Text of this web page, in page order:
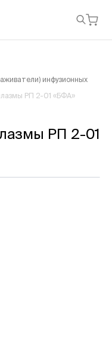
инфузионных
РП 2-01 «БФА»
РП 2-01